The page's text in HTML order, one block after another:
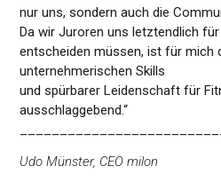
nur uns, sondern auch die
Da wir Juroren uns letztendlich
entscheiden müssen, ist für mich
unternehmerischen Skills
und spürbarer Leidenschaft für
ausschlaggebend.“
Udo Münster, CEO milon